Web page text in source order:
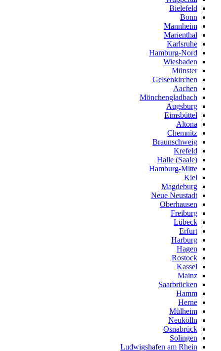
Bielefeld
Bonn
Mannheim
Marienthal
Karlsruhe
Hamburg-Nord
Wiesbaden
Münster
Gelsenkirchen
Aachen
Mönchengladbach
Augsburg
Eimsbüttel
Altona
Chemnitz
Braunschweig
Krefeld
Halle (Saale)
Hamburg-Mitte
Kiel
Magdeburg
Neue Neustadt
Oberhausen
Freiburg
Lübeck
Erfurt
Harburg
Hagen
Rostock
Kassel
Mainz
Saarbrücken
Hamm
Herne
Mülheim
Neukölln
Osnabrück
Solingen
Ludwigshafen am Rhein